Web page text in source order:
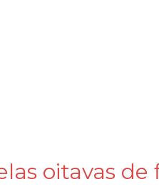
oitavas de